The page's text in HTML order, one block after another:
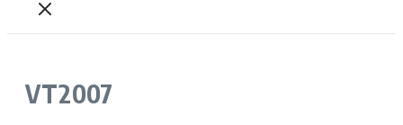
VT2007